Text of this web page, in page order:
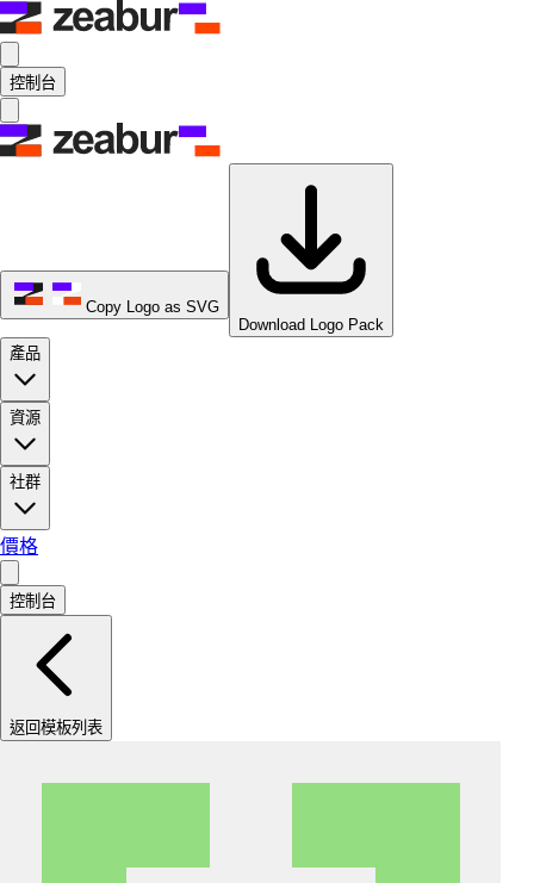
控制台
Copy Logo as SVG
Download Logo Pack
產品
資源
社群
價格
控制台
返回模板列表